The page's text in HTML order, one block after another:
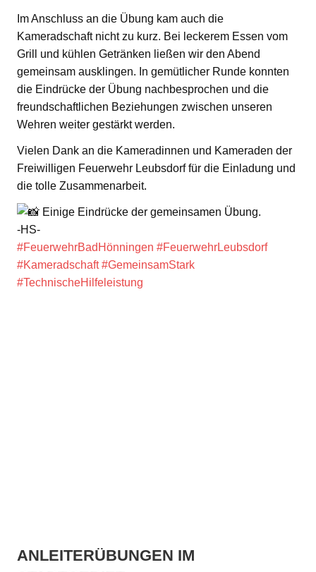
Im Anschluss an die Übung kam auch die
Kameradschaft nicht zu kurz. Bei leckerem Essen vom
Grill und kühlen Getränken ließen wir den Abend
gemeinsam ausklingen. In gemütlicher Runde konnten
die Eindrücke der Übung nachbesprochen und die
freundschaftlichen Beziehungen zwischen unseren
Wehren weiter gestärkt werden.
Vielen Dank an die Kameradinnen und Kameraden der
Freiwilligen Feuerwehr Leubsdorf für die Einladung und
die tolle Zusammenarbeit.
Einige Eindrücke der gemeinsamen Übung.
-HS-
#FeuerwehrBadHönningen #FeuerwehrLeubsdorf
#Kameradschaft #GemeinsamStark
#TechnischeHilfeleistung
ANLEITERÜBUNGEN IM